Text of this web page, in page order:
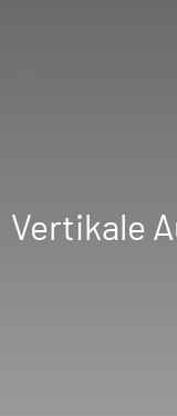
Vertikale